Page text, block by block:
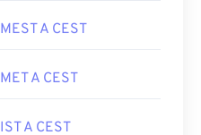
MEST A CEST
MET A CEST
IST A CEST